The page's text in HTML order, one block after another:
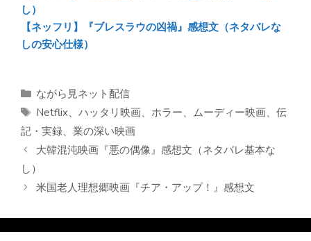
し）
【ネッフリ】『ブレスラウの凶禍』感想文（ネタバレな
しの安心仕様）
カ
テ
リ
ー
ながら見ネット配信
タ
グ
Netflix、 ハッタリ映画、 ホラー、 ムーディー映画、 伝
記・実録、 業の深い映画
大韓混沌映画『悪の偶像』感想文（ネタバレ基本な
し）
米国老人理想郷映画『チア・アップ！』感想文